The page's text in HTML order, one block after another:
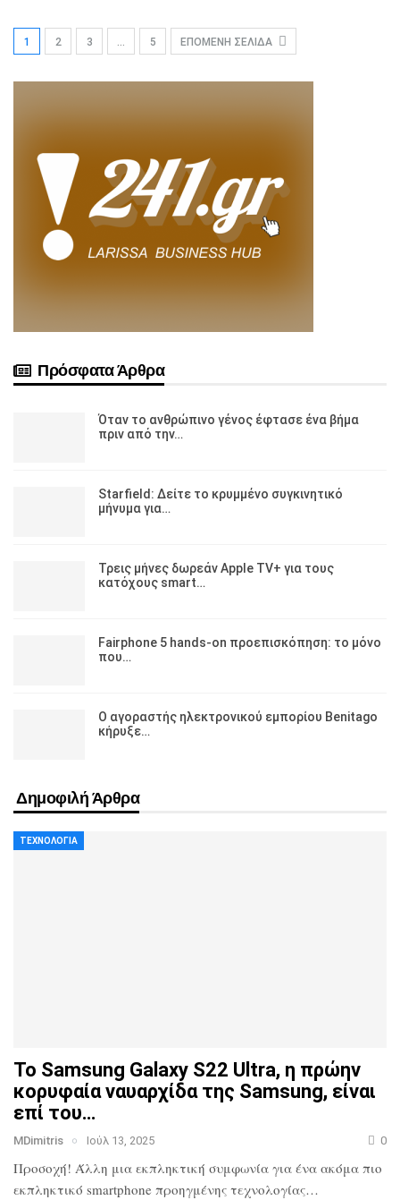
1 2 3 … 5 ΕΠΌΜΕΝΗ ΣΕΛΊΔΑ
Πρόσφατα Άρθρα
Όταν το ανθρώπινο γένος έφτασε ένα βήμα
πριν από την…
Starfield: Δείτε το κρυμμένο συγκινητικό
μήνυμα για…
Τρεις μήνες δωρεάν Apple TV+ για τους
κατόχους smart…
Fairphone 5 hands-on προεπισκόπηση: το μόνο
που…
Ο αγοραστής ηλεκτρονικού εμπορίου Benitago
κήρυξε…
Δημοφιλή Άρθρα
ΤΕΧΝΟΛΟΓΊΑ
Το Samsung Galaxy S22 Ultra, η πρώην
κορυφαία ναυαρχίδατης Samsung, είναι
επί του…
MDimitris Ιούλ 13, 2025 0
Προσοχή! Άλλη μια εκπληκτική συμφωνία για ένα ακόμα πιο
εκπληκτικό smartphone προηγμένης τεχνολογίας…